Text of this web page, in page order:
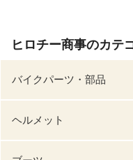
ヒロチー商事のカテ
バイクパーツ・部品
ヘルメット